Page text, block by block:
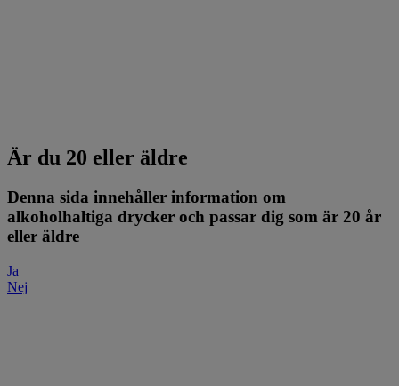
Är du 20 eller äldre
Denna sida innehåller information om
alkoholhaltiga drycker och passar dig som är 20 år
eller äldre
Ja
Nej